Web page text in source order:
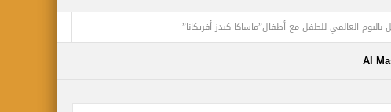
باليوم العالمي للطفل مع أطفال”ماساكا كيدز أفريكانا”
التجلي الأعظم.. تقرير أثريAl